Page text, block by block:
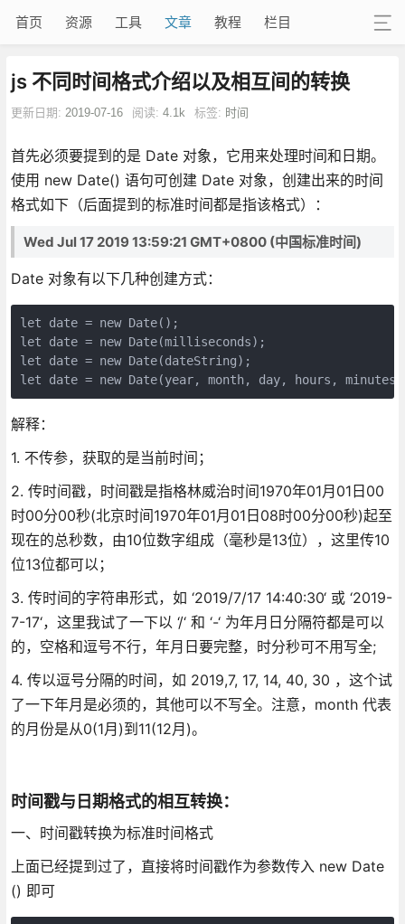
首页 资源 工具 文章 教程 栏目
js 不同时间格式介绍以及相互间的转换
更新日期: 2019-07-16 阅读: 4.1k 标签: 时间
首先必须要提到的是 Date 对象，它用来处理时间和日期。
使用 new Date() 语句可创建 Date 对象，创建出来的时间
格式如下（后面提到的标准时间都是指该格式）：
Wed Jul 17 2019 13:59:21 GMT+0800 (中国标准时间)
Date 对象有以下几种创建方式：
let date = new Date();
let date = new Date(milliseconds);
let date = new Date(dateString);
let date = new Date(year, month, day, hours,
解释：
1. 不传参，获取的是当前时间；
2. 传时间戳，时间戳是指格林威治时间1970年01月01日00
时00分00秒(北京时间1970年01月01日08时00分00秒)起至
现在的总秒数，由10位数字组成（毫秒是13位），这里传10
位13位都可以；
3. 传时间的字符串形式，如 ‘2019/7/17 14:40:30‘ 或 ‘2019-
7-17‘，这里我试了一下以 ‘/‘ 和 ‘-‘ 为年月日分隔符都是可以
的，空格和逗号不行，年月日要完整，时分秒可不用写全;
4. 传以逗号分隔的时间，如 2019,7, 17, 14, 40, 30 ，这个试
了一下年月是必须的，其他可以不写全。注意，month 代表
的月份是从0(1月)到11(12月)。
时间戳与日期格式的相互转换：
一、时间戳转换为标准时间格式
上面已经提到过了，直接将时间戳作为参数传入 new Date
() 即可